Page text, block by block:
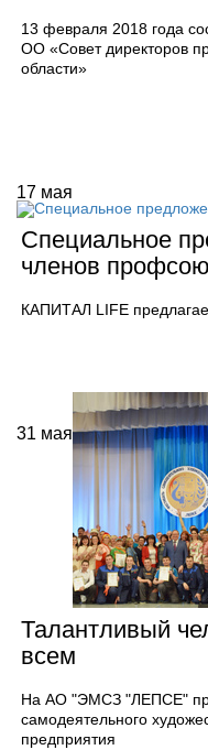
13 февраля 2018 года
ОО «Совет директоров
области»
17 мая
Специальное
членов
КАПИТАЛ LIFE
31 мая
Талантливый
всем
На АО "ЭМСЗ "ЛЕПСЕ"
самодеятельного
предприятия